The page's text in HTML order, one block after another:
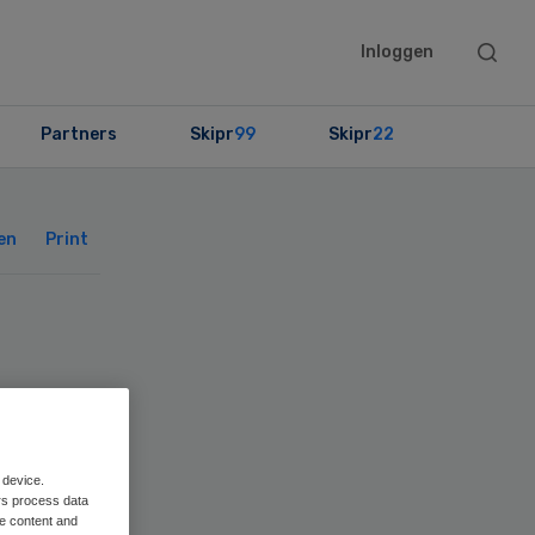
Inloggen
Search
Partners Skipr99 Skipr22
Print
process data
content and